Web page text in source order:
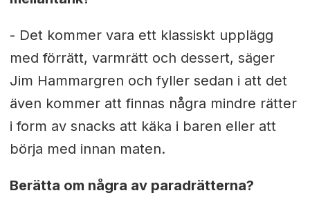
- Det kommer vara ett klassiskt upplägg
med förrätt, varmrätt och dessert, säger
Jim Hammargren och fyller sedan i att det
även kommer att finnas några mindre rätter
i form av snacks att käka i baren eller att
börja med innan maten.
Berätta om några av paradrätterna?